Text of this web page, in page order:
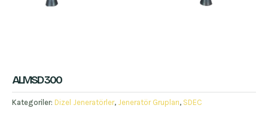
ALMSD 300
Kategoriler: Dizel Jeneratörler, Jeneratör Grupları, SDEC